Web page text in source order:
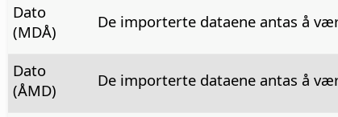
Dato
(MDÅ)
De importerte dataene antas å
Dato
(ÅMD)
De importerte dataene antas å